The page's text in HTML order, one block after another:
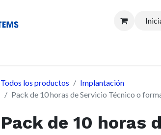
Todos los productos
Implantación
Pack de 10 horas de Servicio Técnico o
Pack de 10 horas